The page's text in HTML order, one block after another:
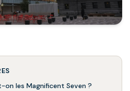
les Magnificent Seven ?